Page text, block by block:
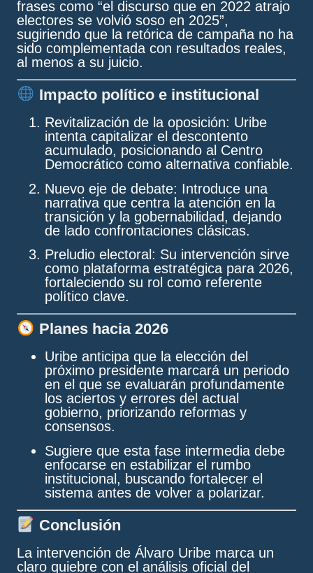
frases como “el discurso que en 2022 atrajo
electores se volvió soso en 2025”,
sugiriendo que la retórica de campaña no ha
sido complementada con resultados reales,
al menos a su juicio.
Impacto político e institucional
Revitalización de la oposición: Uribe
intenta capitalizar el descontento
acumulado, posicionando al Centro
Democrático como alternativa confiable.
Nuevo eje de debate: Introduce una
narrativa que centra la atención en la
transición y la gobernabilidad, dejando
de lado confrontaciones clásicas.
Preludio electoral : Su intervención sirve
como plataforma estratégica para 2026,
fortaleciendo su rol como referente
político clave.
Planes hacia 2026
Uribe anticipa que la elección del
próximo presidente marcará un periodo
en el que se evaluarán profundamente
los aciertos y errores del actual
gobierno, priorizando reformas y
consensos.
Sugiere que esta fase intermedia debe
enfocarse en estabilizar el rumbo
institucional, buscando fortalecer el
sistema antes de volver a polarizar.
Conclusión
La intervención de Álvaro Uribe marca un
claro quiebre con el análisis oficial del